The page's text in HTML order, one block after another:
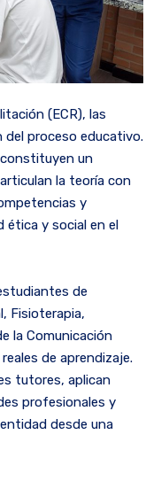
(ECR), las
proceso educativo.
constituyen un
la teoría con
y
ética y social en el
de
Fisioterapia,
la Comunicación
de aprendizaje.
tutores, aplican
profesionales y
desde una